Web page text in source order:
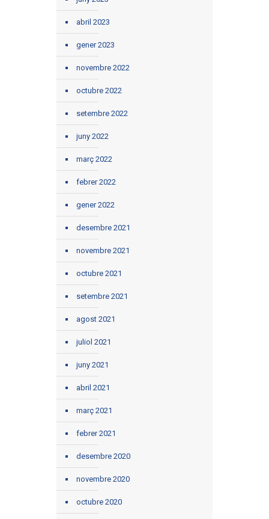
abril 2023
gener 2023
novembre 2022
octubre 2022
setembre 2022
juny 2022
març 2022
febrer 2022
gener 2022
desembre 2021
novembre 2021
octubre 2021
setembre 2021
agost 2021
juliol 2021
juny 2021
abril 2021
març 2021
febrer 2021
desembre 2020
novembre 2020
octubre 2020